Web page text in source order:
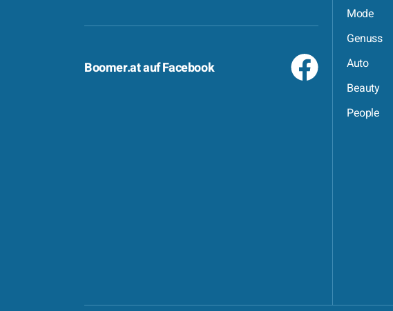
Boomer.at auf Facebook
Mode
Genuss
Auto
Beauty
People